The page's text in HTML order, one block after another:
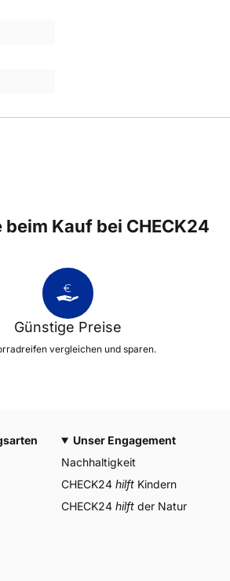
Kauf bei CHECK24
Günstige Preise
vergleichen und sparen.
Unser Engagement
Nachhaltigkeit
CHECK24 hilft Kindern
CHECK24 hilft der Natur